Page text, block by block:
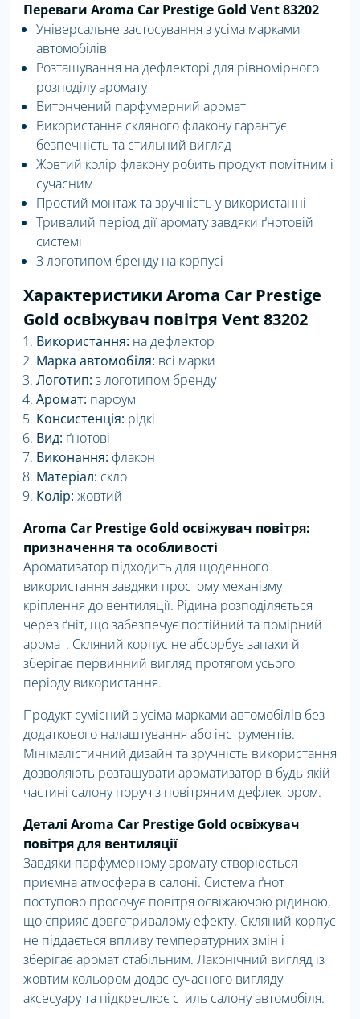
Переваги Aroma Car Prestige Gold Vent 83202
Універсальне застосування з усіма марками
автомобілів
Розташування на дефлекторі для рівномірного
розподілу аромату
Витончений парфумерний аромат
Використання скляного флакону гарантує
безпечність та стильний вигляд
Жовтий колір флакону робить продукт помітним і
сучасним
Простий монтаж та зручність у використанні
Тривалий період дії аромату завдяки ґнотовій
системі
З логотипом бренду на корпусі
Характеристики Aroma Car Prestige
Gold освіжувач повітря Vent 83202
Використання: на дефлектор
Марка автомобіля: всі марки
Логотип: з логотипом бренду
Аромат: парфум
Консистенція: рідкі
Вид: ґнотові
Виконання: флакон
Матеріал: скло
Колір: жовтий
Aroma Car Prestige Gold освіжувач повітря:
призначення та особливості
Ароматизатор підходить для щоденного
використання завдяки простому механізму
кріплення до вентиляції. Рідина розподіляється
через ґніт, що забезпечує постійний та помірний
аромат. Скляний корпус не абсорбує запахи й
зберігає первинний вигляд протягом усього
періоду використання.
Продукт сумісний з усіма марками автомобілів без
додаткового налаштування або інструментів.
Мінімалістичний дизайн та зручність використання
дозволяють розташувати ароматизатор в будь-якій
частині салону поруч з повітряним дефлектором.
Деталі Aroma Car Prestige Gold освіжувач
повітря для вентиляції
Завдяки парфумерному аромату створюється
приємна атмосфера в салоні. Система ґнот
поступово просочує повітря освіжаючою рідиною,
що сприяє довготривалому ефекту. Скляний корпус
не піддається впливу температурних змін і
зберігає аромат стабільним. Лаконічний вигляд із
жовтим кольором додає сучасного вигляду
аксесуару та підкреслює стиль салону автомобіля.